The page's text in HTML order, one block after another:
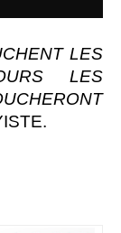
LES
LES